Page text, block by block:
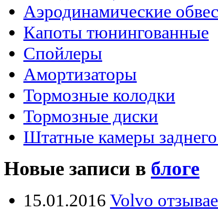
Аэродинамические
Капоты тюнингованные
Спойлеры
Амортизаторы
Тормозные колодки
Тормозные диски
Штатные камеры
Новые записи в блоге
15.01.2016 Volvo